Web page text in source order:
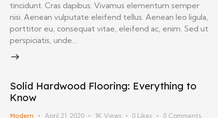
tincidunt. Cras dapibus. Vivamus elementum semper
nisi. Aenean vulputate eleifend tellus. Aenean leo ligula,
porttitor eu, consequat vitae, eleifend ac, enim. Sed ut
perspiciatis, unde…
Solid Hardwood Flooring: Everything to
Know
Modern April 21, 2020 1K Views 0 Likes 0 Comments